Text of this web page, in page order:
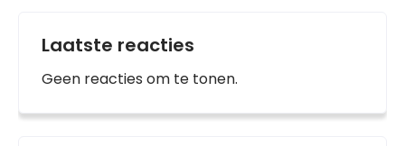
Laatste reacties
Geen reacties om te tonen.